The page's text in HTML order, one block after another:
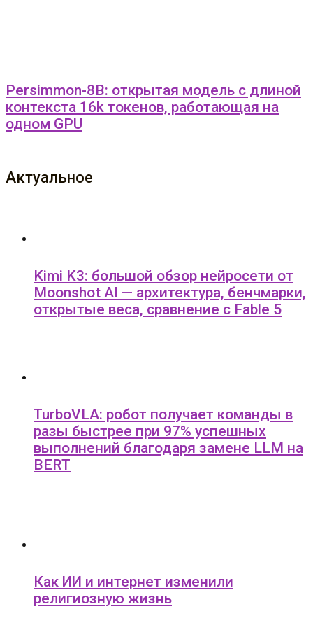
Persimmon-8B: открытая модель с длиной
контекста 16k токенов, работающая на
одном GPU
Актуальное
Kimi K3: большой обзор нейросети от
Moonshot AI — архитектура, бенчмарки,
открытые веса, сравнение с Fable 5
TurboVLA: робот получает команды в
разы быстрее при 97% успешных
выполнений благодаря замене LLM на
BERT
Как ИИ и интернет изменили
религиозную жизнь